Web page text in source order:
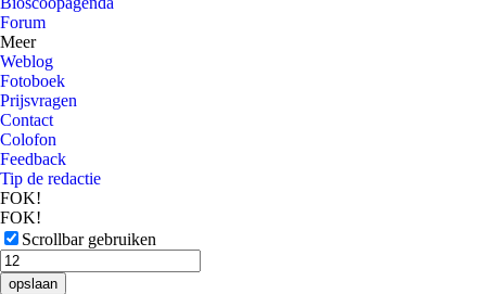
Forum
Meer
Weblog
Fotoboek
Prijsvragen
Contact
Colofon
Feedback
Tip de redactie
FOK!
FOK!
Scrollbar gebruiken
opslaan